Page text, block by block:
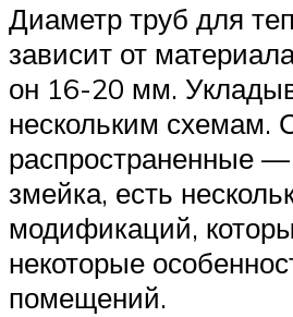
Диаметр труб для
зависит от
он 16-20 мм.
нескольким схемам.
распространенные
змейка, есть
модификаций,
некоторые
помещений.